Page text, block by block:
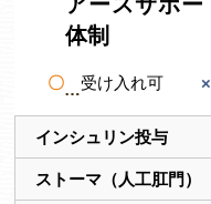
体制
〇 受け入れ可 ×
インシュリン投与
ストーマ（人工肛門）